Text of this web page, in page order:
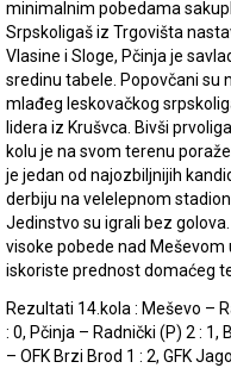
minimalnim pobedama
Srpskoligaš iz Trgovišta
Vlasine i Sloge, Pčinja je
sredinu tabele. Popovčani su
mlađeg leskovačkog
lidera iz Krušvca. Bivši
kolu je na svom terenu
je jedan od najozbiljnijih
derbiju na velelepnom
Jedinstvo su igrali bez
visoke pobede nad Meševom
iskoriste prednost domaćeg
Rezultati 14.kola : Meševo –
: 0, Pčinja – Radnički (P) 2 : 1,
– OFK Brzi Brod 1 : 2, GFK